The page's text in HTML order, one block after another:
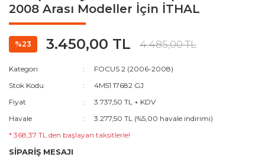
2008 Arası Modeller İçin İTHAL
%23 3.450,00 TL 4.485,00 TL
Kategori
FOCUS 2 (2006-2008)
Stok Kodu
4M51 17682 GJ
Fiyat
3.737,50 TL + KDV
Havale
3.277,50 TL (%5,00 havale indirimi)
* 368,37 TL den başlayan taksitlerle!
SİPARİŞ MESAJI